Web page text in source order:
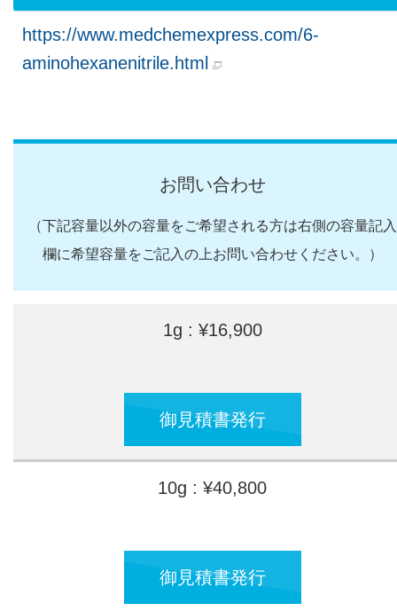
https://www.medchemexpress.com/6-
aminohexanenitrile.html
お問い合わせ
（下記容量以外の容量をご希望される方は右側の容量記入
欄に希望容量をご記入の上お問い合わせください。）
1g : ¥16,900
御見積書発行
10g : ¥40,800
御見積書発行